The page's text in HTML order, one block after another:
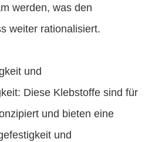
werden, was den
weiter rationalisiert.
und
Diese Klebstoffe sind für
und bieten eine
und